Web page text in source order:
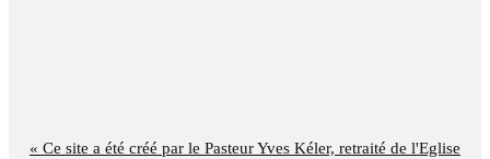
« Ce site a été créé par le Pasteur Yves Kéler, retraité de l'Eglise